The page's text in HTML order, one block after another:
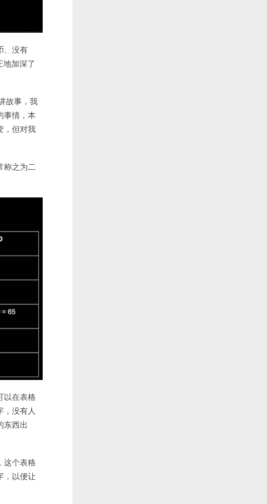
、没有
地加深了
故事，我
事情，本
，但对我
称之为二
以在表格
，没有人
东西出
这个表格
，以便让